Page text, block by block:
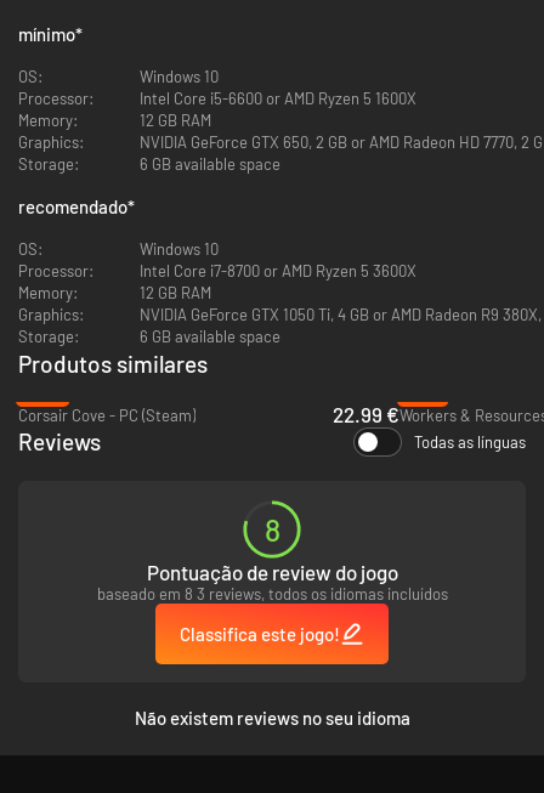
diferentes para criar recursos e crescer. Abasteça os cidadãos, aumente
a proficiência deles e desbloqueie novos níveis de indústria.
Lute em batalhas navais em tempo real -
e conquistar o arquipélago. Lute em combates estratégicos em tempo
real e use o mapa tático para planejar e executar incursões.
Faça diplomacia - Gerencie relações dinâmicas com bandos de piratas e
companhias comerciais. Nutra rivalidades e forje alianças ao navegar por
uma rede diplomática onde todas as ações contam.
Aumente sua frota -Construa navios de 8 classes únicas e ajuste a
aparência da sua frota. Recrute capitães talentosos, desenvolva suas
habilidades em batalha e experimente diversas táticas de combate.
Cumpra missões -
Colete recompensas ou faça negócios para influenciar
Inclui um modo de jogo livre ajustável -Descubra mais mapas
predeterminados ou crie os seus com o editor de mapas. Ajuste tudo, do
número de ilhas ao comportamento das facções.
mínimo*
OS:
Windows 10
Processor:
Intel Core i5-6600 or AMD Ryzen 5 1600X
Memory:
12 GB RAM
Graphics:
NVIDIA GeForce GTX 650, 2 GB or AMD Radeon HD 7770, 2
Storage:
6 GB available space
recomendado*
OS:
Windows 10
Processor:
Intel Core i7-8700 or AMD Ryzen 5 3600X
Memory:
12 GB RAM
Graphics:
NVIDIA GeForce GTX 1050 Ti, 4 GB or AMD Radeon R9
Storage:
6 GB available space
Produtos similares
Corsair Cove - PC (Steam)
22.99 €
Reviews Todas as línguas
8
Pontuação de review do jogo
baseado em 8 3 reviews, todos os idiomas incluídos
Classifica este jogo!
Não existem reviews no seu idioma